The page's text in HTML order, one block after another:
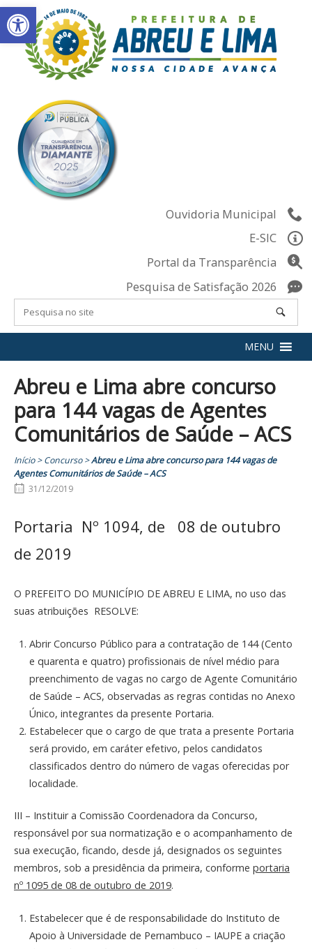
Abrir a barra de ferramentas
Skip
to
content
Ouvidoria Municipal
E-SIC
Portal da Transparência
Pesquisa de Satisfação 2026
MENU
Abreu e Lima abre concurso
para 144 vagas de Agentes
Comunitários de Saúde – ACS
Início>Concurso>Abreu e Lima abre concurso para 144 vagas de
Agentes Comunitários de Saúde – ACS
31/12/2019
Portaria Nº 1094, de 08 de outubro
de 2019
O PREFEITO DO MUNICÍPIO DE ABREU E LIMA, no uso das
suas atribuições RESOLVE:
Abrir Concurso Público para a contratação de 144 (Cento
e quarenta e quatro) profissionais de nível médio para
preenchimento de vagas no cargo de Agente Comunitário
de Saúde – ACS, observadas as regras contidas no Anexo
Único, integrantes da presente Portaria.
Estabelecer que o cargo de que trata a presente Portaria
será provido, em caráter efetivo, pelos candidatos
classificados dentro do número de vagas oferecidas por
localidade.
III – Instituir a Comissão Coordenadora da Concurso,
responsável por sua normatização e o acompanhamento de
sua execução, ficando, desde já, designados os seguintes
membros, sob a presidência da primeira, conforme portaria
nº 1095 de 08 de outubro de 2019.
Estabelecer que é de responsabilidade do Instituto de
Apoio à Universidade de Pernambuco – IAUPE a criação